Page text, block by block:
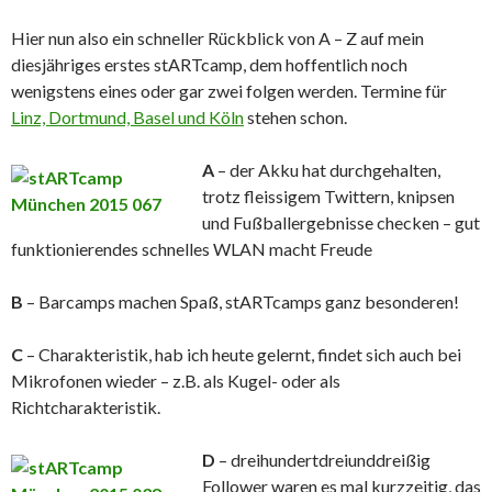
Hier nun also ein schneller Rückblick von A – Z auf mein
diesjähriges erstes stARTcamp, dem hoffentlich noch
wenigstens eines oder gar zwei folgen werden. Termine für
Linz, Dortmund, Basel und Kölnstehen schon.
A – der Akku hat durchgehalten,
trotz fleissigem Twittern, knipsen
und Fußballergebnisse checken – gut
funktionierendes schnelles WLAN macht Freude
B – Barcamps machen Spaß, stARTcamps ganz besonderen!
C – Charakteristik, hab ich heute gelernt, findet sich auch bei
Mikrofonen wieder – z.B. als Kugel- oder als
Richtcharakteristik.
D – dreihundertdreiunddreißig
Follower waren es mal kurzzeitig, das